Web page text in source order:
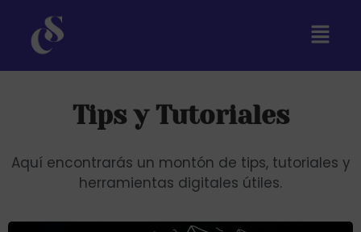
Tips y Tutoriales
Aquí encontrarás un montón de tips, tutoriales y
herramientas digitales útiles.